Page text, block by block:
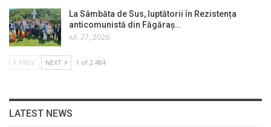
La Sâmbăta de Sus, luptătorii în Rezistența
anticomunistă din Făgăraș…
iul. 27, 2026
PREV NEXT 1 of 2.484
LATEST NEWS